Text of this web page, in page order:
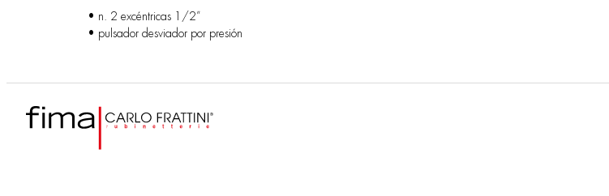
• n. 2 excéntricas 1/2”
• pulsador desviador por presión